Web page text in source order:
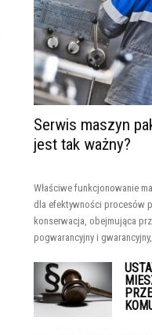
Serwis maszyn
jest tak ważny?
Właściwe funkcjonowanie
dla efektywności procesów
konserwacja, obejmująca
pogwarancyjny i